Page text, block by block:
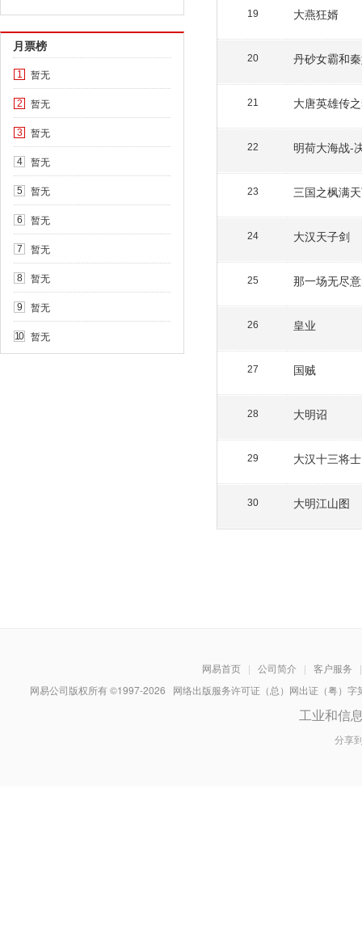
月票榜
1 暂无
2 暂无
3 暂无
4 暂无
5 暂无
6 暂无
7 暂无
8 暂无
9 暂无
10 暂无
19 大燕狂婿
20 丹砂女霸和
21 大唐英雄传
22 明荷大海战-
23 三国之枫满
24 大汉天子剑
25 那一场无尽
26 皇业
27 国贼
28 大明诏
29 大汉十三将士
30 大明江山图
网易首页 | 公司简介 | 客户服务
|
网易公司版权所有 ©1997-2026 网络出版服务许可证（总）网出证（粤）
工业和信
分享